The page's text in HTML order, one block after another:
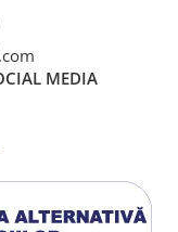
MEDIA